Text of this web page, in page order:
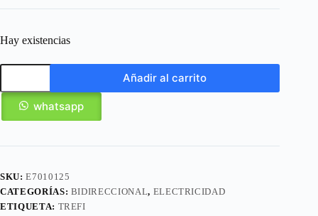
Hay existencias
Añadir al carrito
whatsapp
SKU:E7010125
CATEGORÍAS: BIDIRECCIONAL, ELECTRICIDAD
ETIQUETA: TREFI